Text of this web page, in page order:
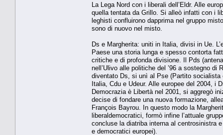
La Lega Nord con i liberali dell’Eldr. Alle
quella tentata da Grillo. Si alleò infatti con i
leghisti confluirono dapprima nel gruppo
sono di nuovo nel misto.
Ds e Margherita: uniti in Italia, divisi in Ue.
Paese una storia lunga e spesso contorta
critiche e di profonda divisione. Il Pds
nell’Ulivo alle politiche del ’96 a sostegno
diventato Ds, si unì al Pse (Partito socialista
Italia, Cdu e Udeur. Alle europee del 2004, i
Democrazia è Libertà nel 2001, si aggregò
decise di fondare una nuova formazione,
François Bayrou. In questo modo la
liberaldemocratici, formò infine l’attuale
concluse la diatriba interna al centrosinistra
e democratici europei).